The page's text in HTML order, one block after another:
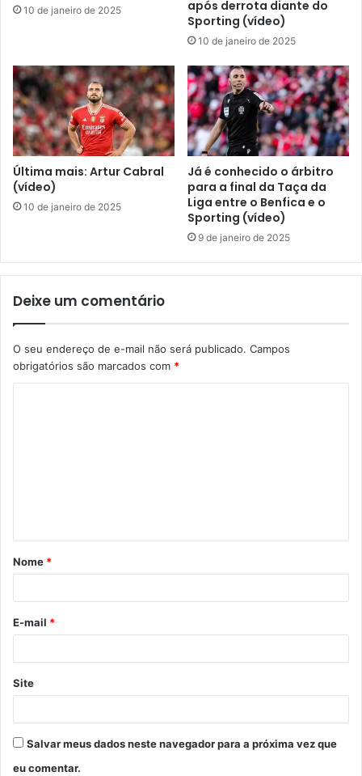
10 de janeiro de 2025
após derrota diante do
Sporting (vídeo)
10 de janeiro de 2025
Última mais: Artur Cabral
(vídeo)
10 de janeiro de 2025
Já é conhecido o árbitro
para a final da Taça da
Liga entre o Benfica e o
Sporting (vídeo)
9 de janeiro de 2025
Deixe um comentário
O seu endereço de e-mail não será publicado. Campos
obrigatórios são marcados com *
á
r
*
Nome *
E-mail *
Site
Salvar meus dados neste navegador para a próxima vez que
eu comentar.